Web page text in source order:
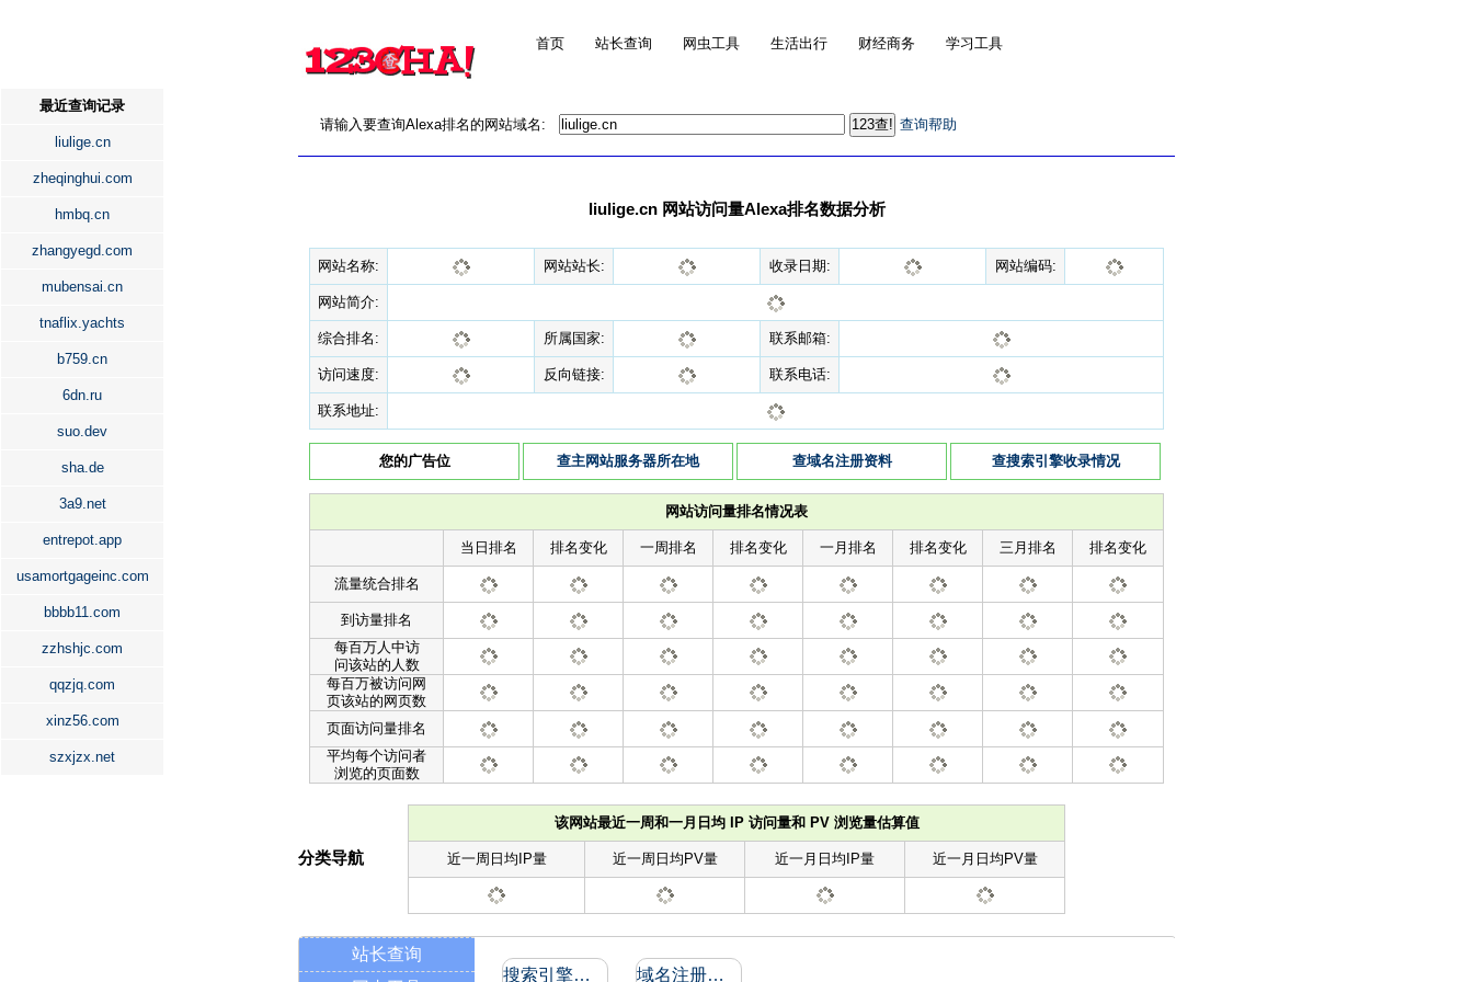
首页 站长查询 网虫工具 生活出行 财经商务 学习工具
最近查询记录
liulige.cn
zheqinghui.com
hmbq.cn
zhangyegd.com
mubensai.cn
tnaflix.yachts
b759.cn
6dn.ru
suo.dev
sha.de
3a9.net
entrepot.app
usamortgageinc.com
bbbb11.com
zzhshjc.com
qqzjq.com
xinz56.com
szxjzx.net
请输入要查询Alexa排名的网站域名: 查询帮助
liulige.cn 网站访问量Alexa排名数据分析
网站名称: 网站站长: 收录日期: 网站编码:
网站简介:
综合排名: 所属国家: 联系邮箱:
访问速度: 反向链接: 联系电话:
联系地址:
您的广告位 查主网站服务器所在地 查域名注册资料 查搜索引擎收录情况
网站访问量排名情况表
当日排名 排名变化 一周排名 排名变化 一月排名 排名变化 三月排名 排名变化
流量统合排名
到访量排名
每百万人中访
问该站的人数
每百万被访问网
页该站的网页数
页面访问量排名
平均每个访问者
浏览的页面数
该网站最近一周和一月日均 IP 访问量和 PV 浏览量估算值
近一周日均IP量 近一周日均PV量 近一月日均IP量 近一月日均PV量
分类导航
站长查询
搜索引擎收录和反向链接 域名注册信息